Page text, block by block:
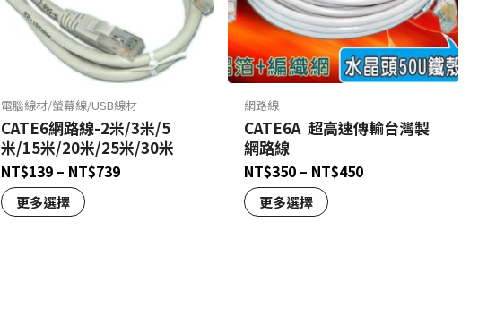
電腦線材/螢幕線/USB線材
CATE6網路線-2米/3米/5
米/15米/20米/25米/30米
NT$139 – NT$739
更多選擇
網路線
CATE6A 超高速傳輸台灣製
網路線
NT$350 – NT$450
更多選擇